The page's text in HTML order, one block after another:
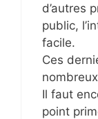
d’autres
public,
facile.
Ces
Il faut
point